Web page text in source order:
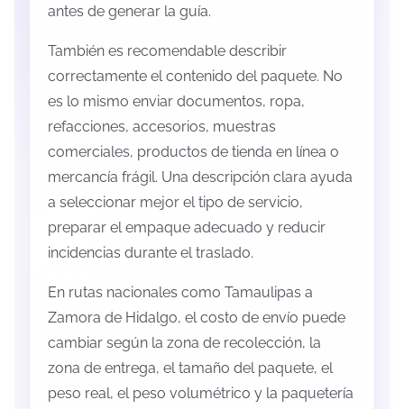
antes de generar la guía.
También es recomendable describir
correctamente el contenido del paquete. No
es lo mismo enviar documentos, ropa,
refacciones, accesorios, muestras
comerciales, productos de tienda en línea o
mercancía frágil. Una descripción clara ayuda
a seleccionar mejor el tipo de servicio,
preparar el empaque adecuado y reducir
incidencias durante el traslado.
En rutas nacionales como Tamaulipas a
Zamora de Hidalgo, el costo de envío puede
cambiar según la zona de recolección, la
zona de entrega, el tamaño del paquete, el
peso real, el peso volumétrico y la paquetería